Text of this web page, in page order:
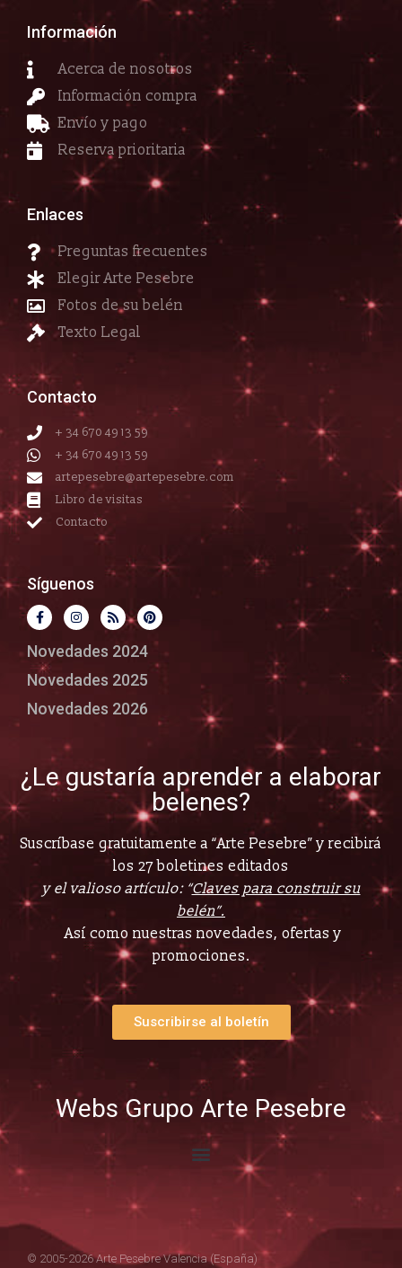
Información
Acerca de nosotros
Información compra
Envío y pago
Reserva prioritaria
Enlaces
Preguntas frecuentes
Elegir Arte Pesebre
Fotos de su belén
Texto Legal
Contacto
+ 34 670 49 13 59
+ 34 670 49 13 59
artepesebre@artepesebre.com
Libro de visitas
Contacto
Síguenos
Novedades 2024
Novedades 2025
Novedades 2026
¿Le gustaría aprender a elaborar
belenes?
Suscríbase gratuitamente a “Arte Pesebre” y recibirá
los 27 boletines editados
y el valioso artículo: “Claves para construir su
belén”.
Así como nuestras novedades, ofertas y
promociones.
Suscribirse al boletín
Webs Grupo Arte Pesebre
© 2005-2026 Arte Pesebre Valencia (España)